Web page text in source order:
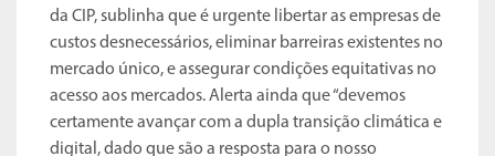
da CIP, sublinha que é urgente libertar as empresas de
custos desnecessários, eliminar barreiras existentes no
mercado único, e assegurar condições equitativas no
acesso aos mercados. Alerta ainda que “devemos
certamente avançar com a dupla transição climática e
digital, dado que são a resposta para o nosso